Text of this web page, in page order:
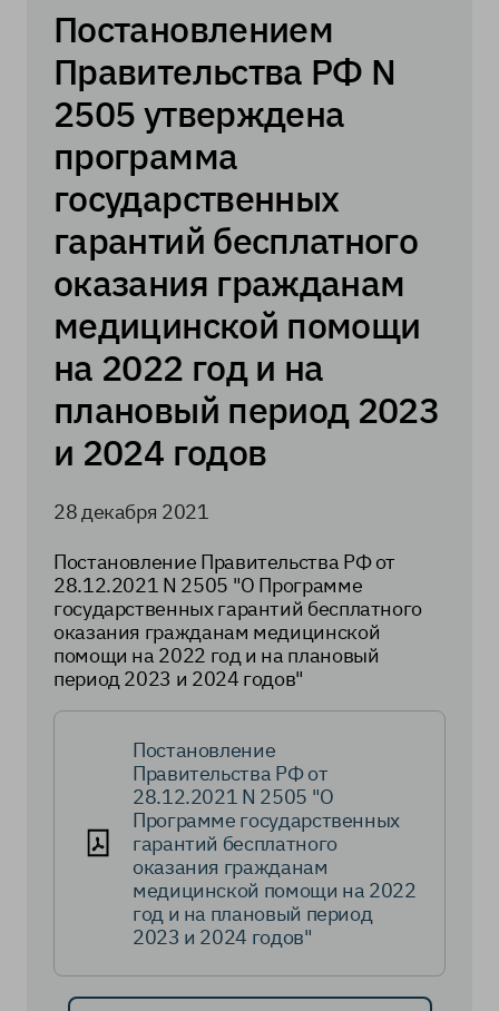
Постановлением
Правительства РФ N
2505 утверждена
программа
государственных
гарантий бесплатного
оказания гражданам
медицинской помощи
на 2022 год и на
плановый период 2023
и 2024 годов
28 декабря 2021
Постановление Правительства РФ от
28.12.2021 N 2505 "О Программе
государственных гарантий бесплатного
оказания гражданам медицинской
помощи на 2022 год и на плановый
период 2023 и 2024 годов"
Постановление
Правительства РФ от
28.12.2021 N 2505 "О
Программе государственных
гарантий бесплатного
оказания гражданам
медицинской помощи на 2022
год и на плановый период
2023 и 2024 годов"